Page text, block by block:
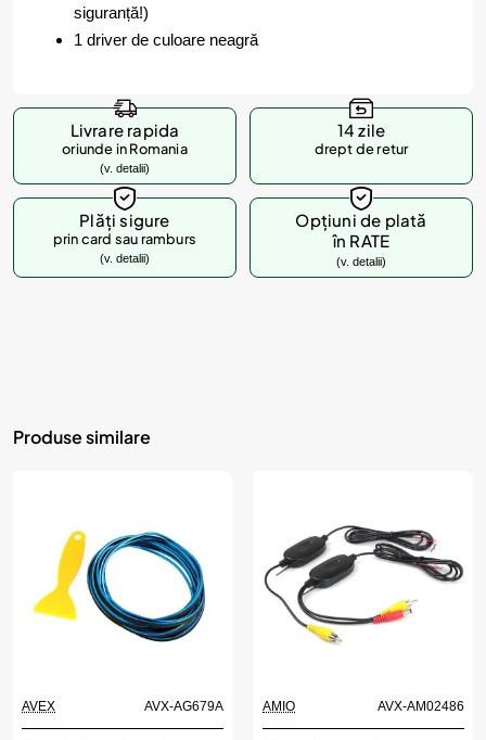
siguranță!)
1 driver de culoare neagră
Livrare rapida
oriunde in Romania
(v. detalii)
14 zile
drept de retur
Plăți sigure
prin card sau ramburs
(v. detalii)
Opțiuni de plată
în RATE
(v. detalii)
Produse similare
AVEX AVX-AG679A AMIO AVX-AM02486